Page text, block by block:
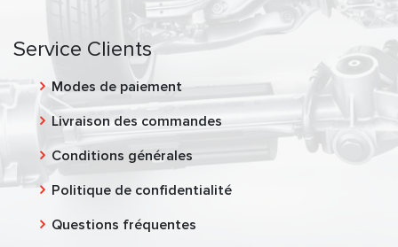
Service Clients
Modes de paiement
Livraison des commandes
Conditions générales
Politique de confidentialité
Questions fréquentes